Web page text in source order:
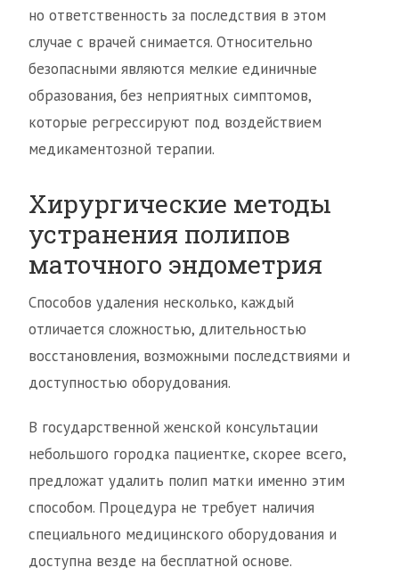
но ответственность за последствия в этом
случае с врачей снимается. Относительно
безопасными являются мелкие единичные
образования, без неприятных симптомов,
которые регрессируют под воздействием
медикаментозной терапии.
Хирургические методы
устранения полипов
маточного эндометрия
Способов удаления несколько, каждый
отличается сложностью, длительностью
восстановления, возможными последствиями и
доступностью оборудования.
В государственной женской консультации
небольшого городка пациентке, скорее всего,
предложат удалить полип матки именно этим
способом. Процедура не требует наличия
специального медицинского оборудования и
доступна везде на бесплатной основе.